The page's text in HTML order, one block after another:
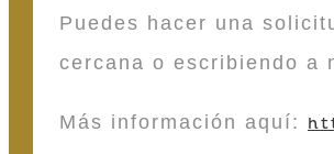
Puedes hacer una
cercana o escribiendo a
Más información aquí: